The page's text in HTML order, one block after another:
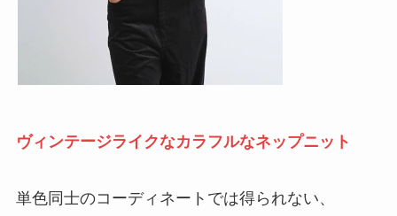
ヴィンテージライクなカラフルなネップニット
単色同士のコーディネートでは得られない、